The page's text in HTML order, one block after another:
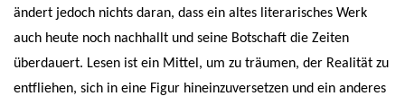
ändert jedoch nichts daran, dass ein altes literarisches Werk
auch heute noch nachhallt und seine Botschaft die Zeiten
überdauert. Lesen ist ein Mittel, um zu träumen, der Realität zu
entfliehen, sich in eine Figur hineinzuversetzen und ein anderes